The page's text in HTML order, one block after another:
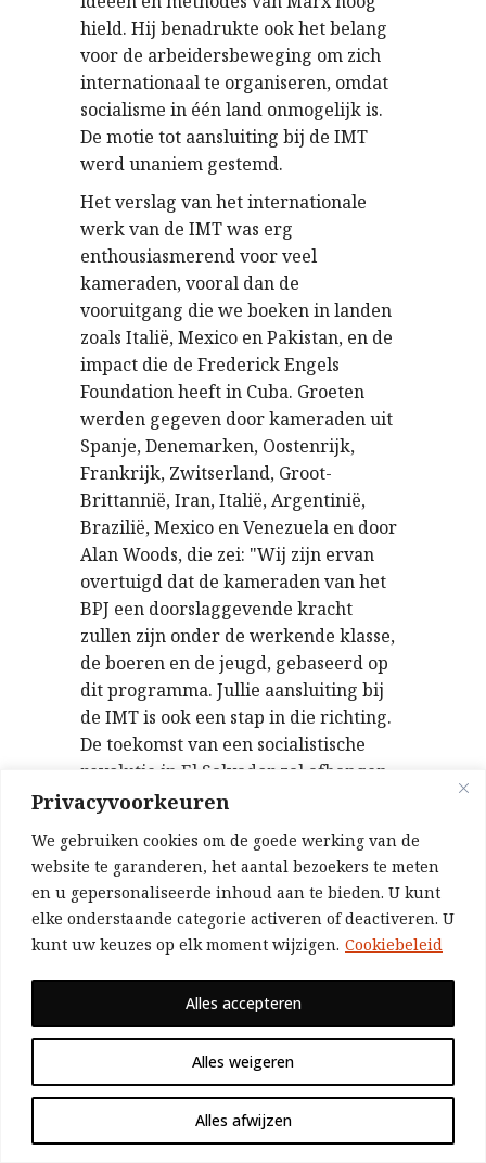
Privacyvoorkeuren
We gebruiken cookies om de goede werking van de
website te garanderen, het aantal bezoekers te meten
en u gepersonaliseerde inhoud aan te bieden. U kunt
elke onderstaande categorie activeren of deactiveren. U
kunt uw keuzes op elk moment wijzigen. Cookiebeleid
Alles weigeren
Alles afwijzen
Alles accepteren
hield. Hij benadrukte ook het belang
voor de arbeidersbeweging om zich
internationaal te organiseren, omdat
socialisme in één land onmogelijk is.
De motie tot aansluiting bij de IMT
werd unaniem gestemd.
Het verslag van het internationale
werk van de IMT was erg
enthousiasmerend voor veel
kameraden, vooral dan de
vooruitgang die we boeken in landen
zoals Italië, Mexico en Pakistan, en de
impact die de Frederick Engels
Foundation heeft in Cuba. Groeten
werden gegeven door kameraden uit
Spanje, Denemarken, Oostenrijk,
Frankrijk, Zwitserland, Groot-
Brittannië, Iran, Italië, Argentinië,
Brazilië, Mexico en Venezuela en door
Alan Woods, die zei: "Wij zijn ervan
overtuigd dat de kameraden van het
BPJ een doorslaggevende kracht
zullen zijn onder de werkende klasse,
de boeren en de jeugd, gebaseerd op
dit programma. Jullie aansluiting bij
de IMT is ook een stap in die richting.
De toekomst van een socialistische
revolutie in El Salvador zal afhangen
van jullie werk. Niemand anders kan
veel bij tot de enthousiaste en
strijdbare sfeer.
Een nieuw centraal comité werd
unaniem verkozen en de kameraden
zullen nemen, werden bedankt voor
het werk dat ze geleverd hebben en
nog zullen leveren. Kameraden die
een historische rol vervulden in de
dit heeft niets te maken met politieke